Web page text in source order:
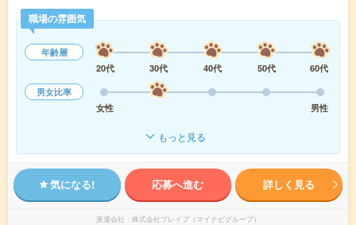
職場の雰囲気
年齢層
20代
30代 40代 50代
60代
男女比率
女性
男性
もっと見る
気になる! 応募へ進む 詳しく見る
派遣会社 株式会社ブレイブ（マイナビグループ）